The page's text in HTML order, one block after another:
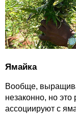
Ямайка
Вообще,
незаконно, но это
ассоциируют с